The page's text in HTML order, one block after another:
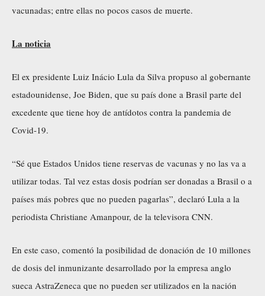
vacunadas; entre ellas no pocos casos de muerte.
La noticia
El ex presidente Luiz Inácio Lula da Silva propuso al gobernante
estadounidense, Joe Biden, que su país done a Brasil parte del
excedente que tiene hoy de antídotos contra la pandemia de
Covid-19.
“Sé que Estados Unidos tiene reservas de vacunas y no las va a
utilizar todas. Tal vez estas dosis podrían ser donadas a Brasil o a
países más pobres que no pueden pagarlas”, declaró Lula a la
periodista Christiane Amanpour, de la televisora CNN.
En este caso, comentó la posibilidad de donación de 10 millones
de dosis del inmunizante desarrollado por la empresa anglo
sueca AstraZeneca que no pueden ser utilizados en la nación